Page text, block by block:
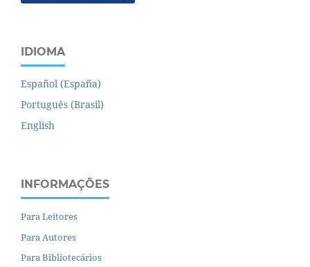
IDIOMA
Español (España)
Português (Brasil)
English
INFORMAÇÕES
Para Leitores
Para Autores
Para Bibliotecários